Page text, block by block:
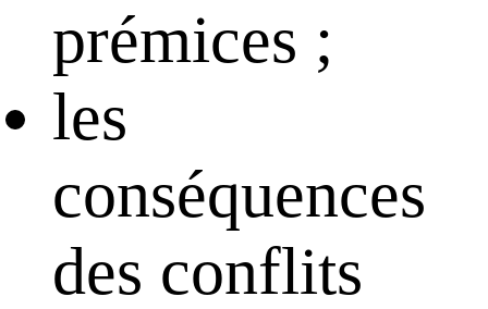
prémices ;
les
conséquences
des conflits